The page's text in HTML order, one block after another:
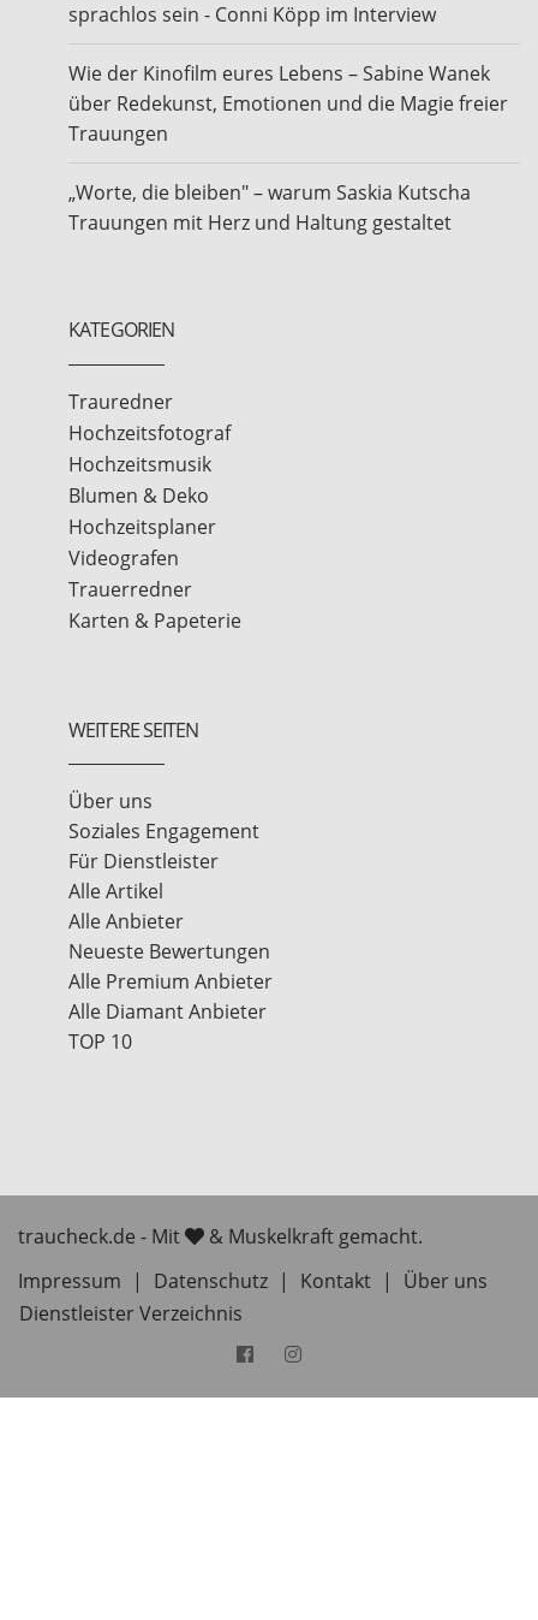
sprachlos sein - Conni Köpp im Interview
Wie der Kinofilm eures Lebens – Sabine Wanek
über Redekunst, Emotionen und die Magie freier
Trauungen
„Worte, die bleiben" – warum Saskia Kutscha
Trauungen mit Herz und Haltung gestaltet
KATEGORIEN
Trauredner
Hochzeitsfotograf
Hochzeitsmusik
Blumen & Deko
Hochzeitsplaner
Videografen
Trauerredner
Karten & Papeterie
WEITERE SEITEN
Über uns
Soziales Engagement
Für Dienstleister
Alle Artikel
Alle Anbieter
Neueste Bewertungen
Alle Premium Anbieter
Alle Diamant Anbieter
TOP 10
traucheck.de - Mit
& Muskelkraft gemacht.
Impressum
| Datenschutz | Kontakt |
Über uns
Dienstleister Verzeichnis